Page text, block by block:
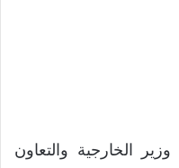
الخارجية والتعاون